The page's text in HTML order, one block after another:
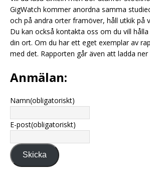
GigWatch kommer anordna samma
och på andra orter framöver, håll utkik på
Du kan också kontakta oss om du vill
din ort. Om du har ett eget exemplar av
med det. Rapporten går även att ladda ner
Anmälan:
Namn(obligatoriskt)
E-post(obligatoriskt)
Skicka